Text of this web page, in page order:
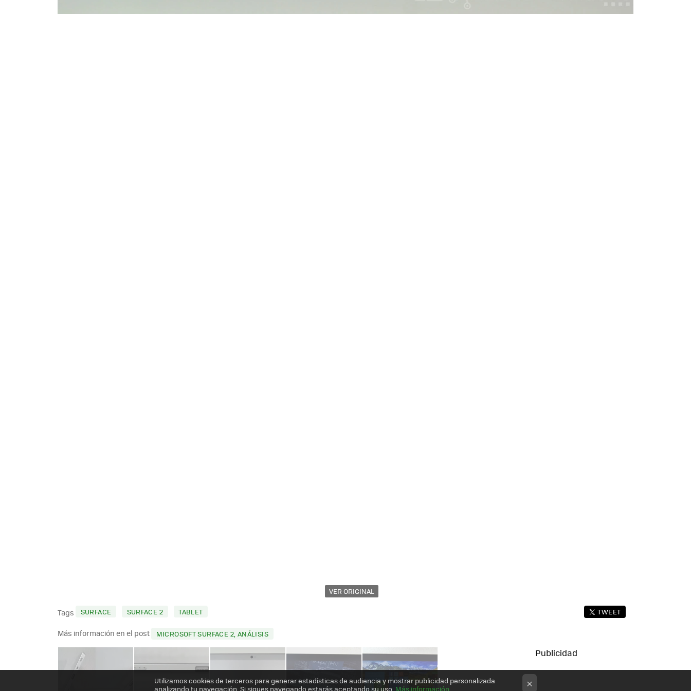
VER ORIGINAL
TWEET
Tags SURFACE SURFACE 2 TABLET
Más información en el post MICROSOFT SURFACE 2, ANÁLISIS
Utilizamos cookies de terceros para generar estadísticas de audiencia y mostrar publicidad personalizada
analizando tu navegación. Si sigues navegando estarás aceptando su uso. Más información